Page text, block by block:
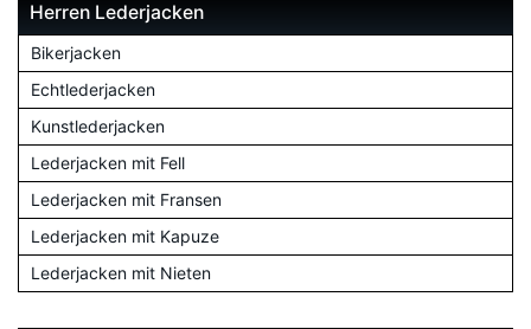
Herren Lederjacken
Bikerjacken
Echtlederjacken
Kunstlederjacken
Lederjacken mit Fell
Lederjacken mit Fransen
Lederjacken mit Kapuze
Lederjacken mit Nieten